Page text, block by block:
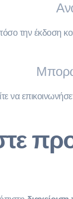
την έκδοση
να